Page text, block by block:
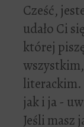
Cześć,
udało Ci
której
literackim.
jak i ja -
Jeśli masz